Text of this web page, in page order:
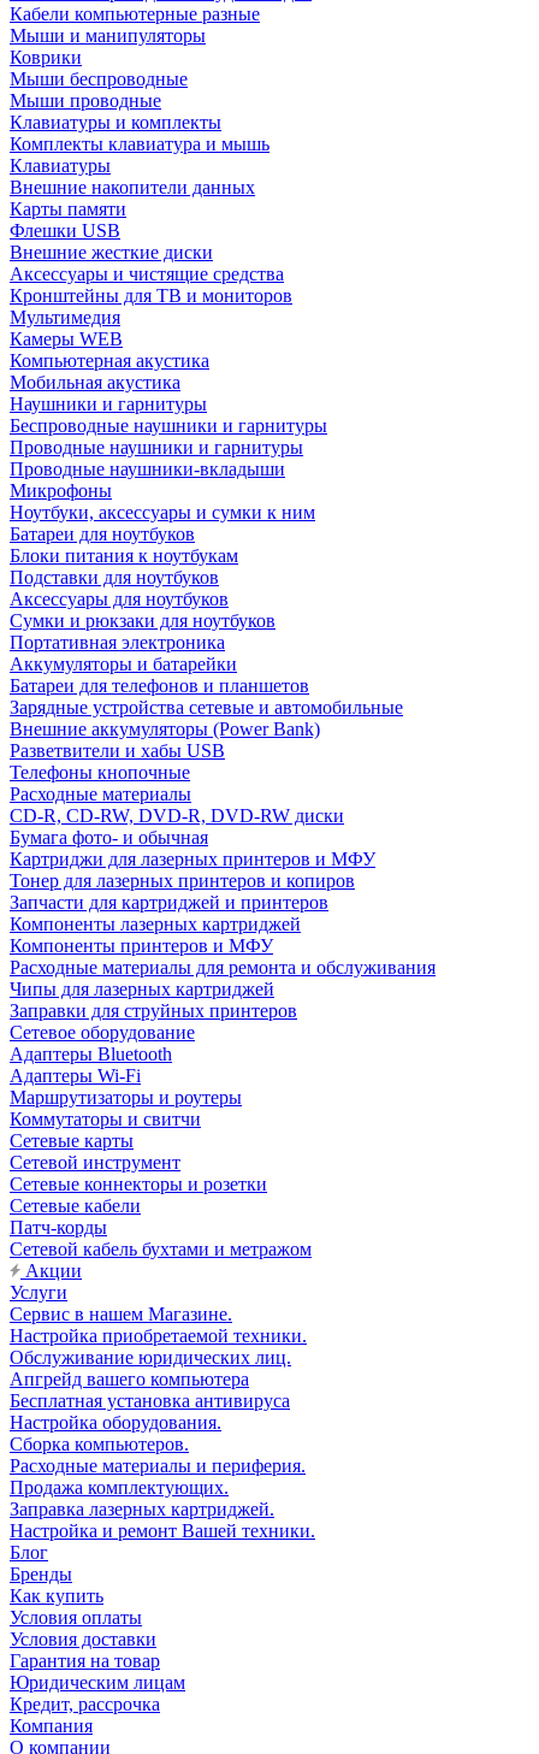
Кабели компьютерные разные
Мыши и манипуляторы
Коврики
Мыши беспроводные
Мыши проводные
Клавиатуры и комплекты
Комплекты клавиатура и мышь
Клавиатуры
Внешние накопители данных
Карты памяти
Флешки USB
Внешние жесткие диски
Аксессуары и чистящие средства
Кронштейны для ТВ и мониторов
Мультимедия
Камеры WEB
Компьютерная акустика
Мобильная акустика
Наушники и гарнитуры
Беспроводные наушники и гарнитуры
Проводные наушники и гарнитуры
Проводные наушники-вкладыши
Микрофоны
Ноутбуки, аксессуары и сумки к ним
Батареи для ноутбуков
Блоки питания к ноутбукам
Подставки для ноутбуков
Аксессуары для ноутбуков
Сумки и рюкзаки для ноутбуков
Портативная электроника
Аккумуляторы и батарейки
Батареи для телефонов и планшетов
Зарядные устройства сетевые и автомобильные
Внешние аккумуляторы (Power Bank)
Разветвители и хабы USB
Телефоны кнопочные
Расходные материалы
CD-R, CD-RW, DVD-R, DVD-RW диски
Бумага фото- и обычная
Картриджи для лазерных принтеров и МФУ
Тонер для лазерных принтеров и копиров
Запчасти для картриджей и принтеров
Компоненты лазерных картриджей
Компоненты принтеров и МФУ
Расходные материалы для ремонта и обслуживания
Чипы для лазерных картриджей
Заправки для струйных принтеров
Сетевое оборудование
Адаптеры Bluetooth
Адаптеры Wi-Fi
Маршрутизаторы и роутеры
Коммутаторы и свитчи
Сетевые карты
Сетевой инструмент
Сетевые коннекторы и розетки
Сетевые кабели
Патч-корды
Сетевой кабель бухтами и метражом
Акции
Услуги
Сервис в нашем Магазине.
Настройка приобретаемой техники.
Обслуживание юридических лиц.
Апгрейд вашего компьютера
Бесплатная установка антивируса
Настройка оборудования.
Сборка компьютеров.
Расходные материалы и периферия.
Продажа комплектующих.
Заправка лазерных картриджей.
Настройка и ремонт Вашей техники.
Блог
Бренды
Как купить
Условия оплаты
Условия доставки
Гарантия на товар
Юридическим лицам
Кредит, рассрочка
Компания
О компании